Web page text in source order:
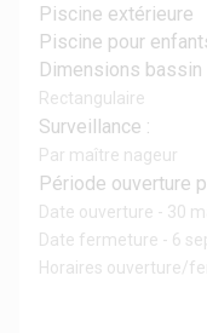
Piscine extérieure
Piscine pour
Dimensions bassin
Rectangulaire
Surveillance :
Par maître nageur
Période ouverture
Date ouverture - 30
Date fermeture - 6
Horaires ouverture/